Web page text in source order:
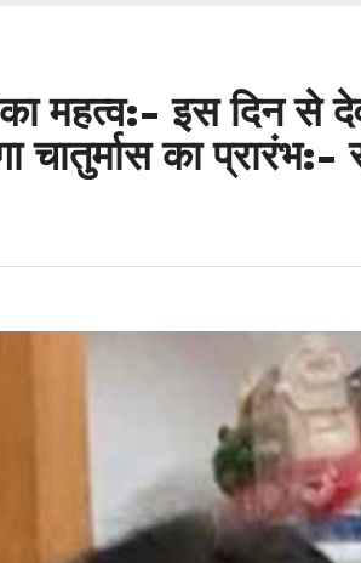
का महत्व:- इस दिन से
चातुर्मास का प्रारंभ:-